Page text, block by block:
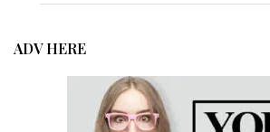
ADV HERE